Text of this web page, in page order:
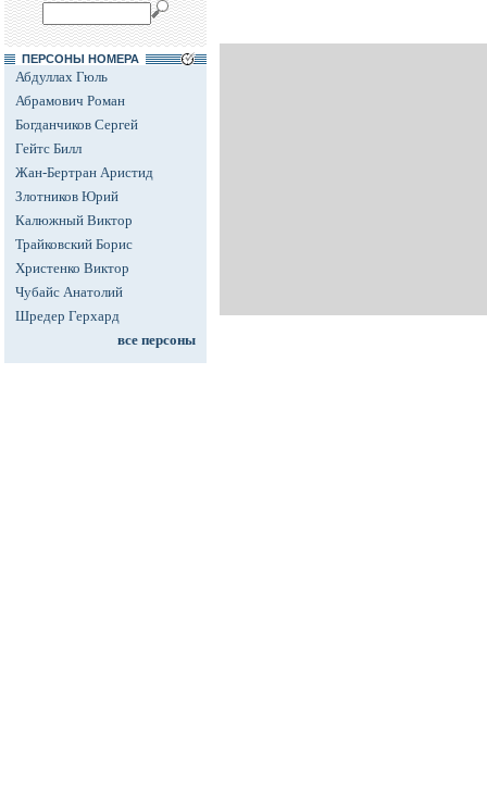
ПЕРСОНЫ НОМЕРА
Абдуллах Гюль
Абрамович Роман
Богданчиков Сергей
Гейтс Билл
Жан-Бертран Аристид
Злотников Юрий
Калюжный Виктор
Трайковский Борис
Христенко Виктор
Чубайс Анатолий
Шредер Герхард
все персоны